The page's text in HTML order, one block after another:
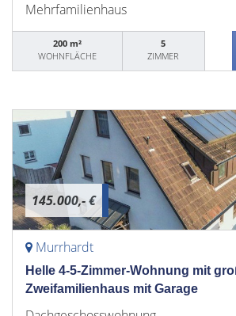
Mehrfamilienhaus
200 m²
WOHNFLÄCHE
5
ZIMMER
145.000,- €
Murrhardt
Helle 4-5-Zimmer-Wohnung mit
Zweifamilienhaus mit Garage